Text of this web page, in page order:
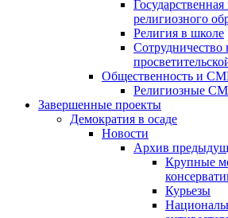
религиозного
Религия в школе
Сотрудничество
Общественность и
Религиозные
Завершенные проекты
Демократия в осаде
Новости
Архив
Крупные
Курьезы